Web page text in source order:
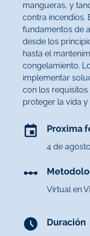
mangueras, y
contra incendios.
fundamentos de
desde los
hasta el
congelamiento.
implementar
con los
proteger la vida
Proxima
4 de
Virtual en
Duración